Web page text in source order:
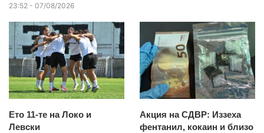
23:52 - 07/08/2026
Ето 11-те на Локо и
Левски
Акция на СДВР: Иззеха
фентанил, кокаин и близо